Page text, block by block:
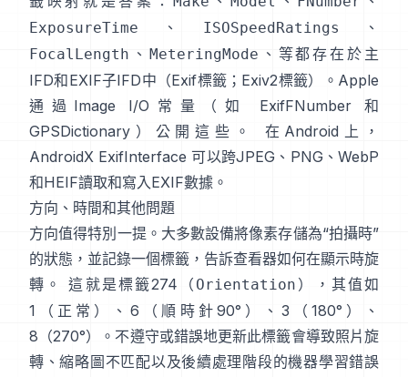
ExposureTime 、 ISOSpeedRatings 、
FocalLength 、 MeteringMode 、等都存在於主
IFD和EXIF子IFD中（Exif標籤 ； Exiv2標籤）。Apple
通過Image I/O常量（如
ExifFNumber
和
GPSDictionary ）公開這些。 在Android上，
AndroidX ExifInterface 可以跨JPEG、PNG、WebP
和HEIF讀取和寫入EXIF數據。
方向、時間和其他問題
方向值得特別一提。大多數設備將像素存儲為“拍攝時”
的狀態，並記錄一個標籤，告訴查看器如何在顯示時旋
轉。 這就是標籤274（ Orientation ），其值如
1（正常）、6（順時針90°）、3（180°）、
8（270°）。不遵守或錯誤地更新此標籤會導致照片旋
轉、縮略圖不匹配以及後續處理階段的機器學習錯誤